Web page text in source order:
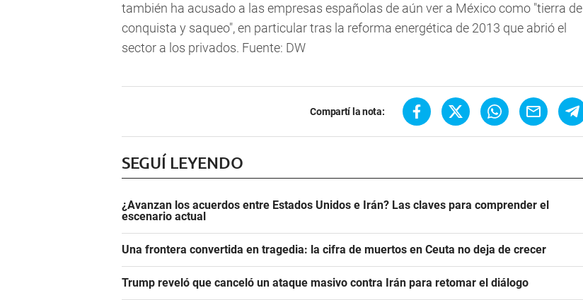
también ha acusado a las empresas españolas de aún ver a México como "tierra de
conquista y saqueo", en particular tras la reforma energética de 2013 que abrió el
sector a los privados. Fuente: DW
Compartí la nota:
SEGUÍ LEYENDO
¿Avanzan los acuerdos entre Estados Unidos e Irán? Las claves para comprender el
escenario actual
Una frontera convertida en tragedia: la cifra de muertos en Ceuta no deja de crecer
Trump reveló que canceló un ataque masivo contra Irán para retomar el diálogo